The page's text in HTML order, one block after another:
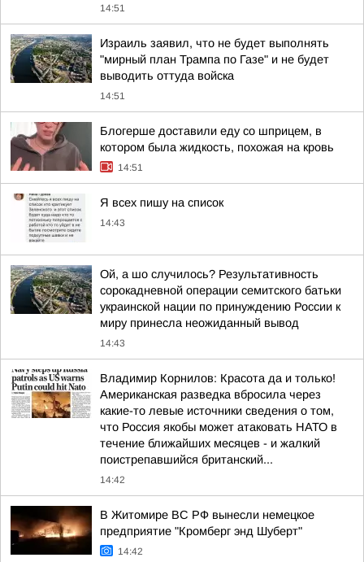
14:51
Израиль заявил, что не будет выполнять
"мирный план Трампа по Газе" и не будет
выводить оттуда войска
14:51
Блогерше доставили еду со шприцем, в
котором была жидкость, похожая на кровь
14:51
Я всех пишу на список
14:43
Ой, а шо случилось? Результативность
сорокадневной операции семитского батьки
украинской нации по принуждению России к
миру принесла неожиданный вывод
14:43
Владимир Корнилов: Красота да и только!
Американская разведка вбросила через
какие-то левые источники сведения о том,
что Россия якобы может атаковать НАТО в
течение ближайших месяцев - и жалкий
поистрепавшийся британский...
14:42
В Житомире ВС РФ вынесли немецкое
предприятие "Кромберг энд Шуберт"
14:42